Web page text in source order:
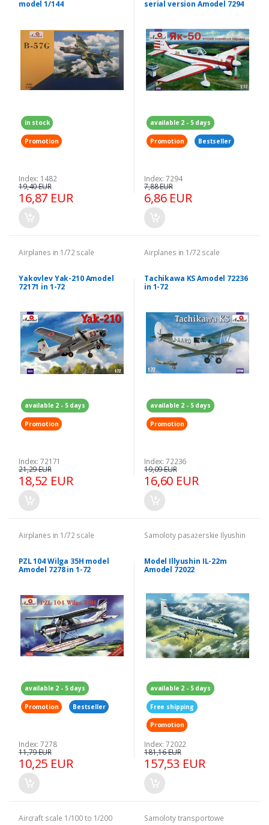
model 1/144
in stock
Promotion
Index: 1482
16,87 EUR
19,40 EUR
serial version Amodel 7294
available 2 - 5 days
Promotion Bestseller
Index: 7294
6,86 EUR
7,88 EUR
Airplanes in 1/72 scale
Yakovlev Yak-210 Amodel
72171 in 1-72
available 2 - 5 days
Promotion
Index: 72171
18,52 EUR
21,29 EUR
Airplanes in 1/72 scale
Tachikawa KS Amodel 72236
in 1-72
available 2 - 5 days
Promotion
Index: 72236
16,60 EUR
19,09 EUR
Airplanes in 1/72 scale
PZL 104 Wilga 35H model
Amodel 7278 in 1-72
available 2 - 5 days
Promotion Bestseller
Index: 7278
10,25 EUR
11,79 EUR
Samoloty pasażerskie Ilyushin
Model Illyushin IL-22m
Amodel 72022
available 2 - 5 days
Free shipping
Promotion
Index: 72022
157,53 EUR
181,16 EUR
Aircraft scale 1/100 to 1/200
Samoloty transportowe